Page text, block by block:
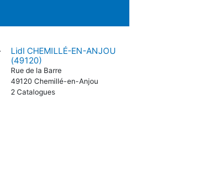
Lidl CHEMILLÉ-EN-ANJOU
(49120)
Rue de la Barre
49120 Chemillé-en-Anjou
2 Catalogues